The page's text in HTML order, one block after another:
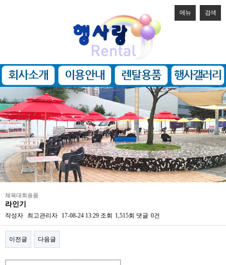
메뉴 검색
체육대회용품
라인기
작성자 최고관리자 17-08-24 13:29 조회 1,515회 댓글 0건
이전글 다음글